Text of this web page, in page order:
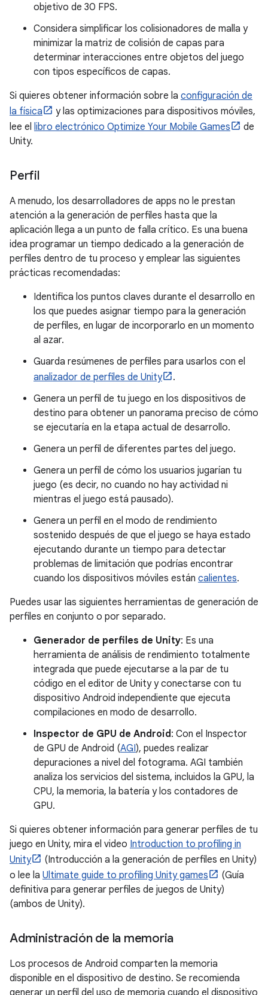
objetivo de 30 FPS.
Considera simplificar los colisionadores de malla y
minimizar la matriz de colisión de capas para
determinar interacciones entre objetos del juego
con tipos específicos de capas.
Si quieres obtener información sobre la configuración de
la física
y las optimizaciones para dispositivos móviles,
lee el libro electrónico Optimize Your Mobile Games
de
Unity.
Perfil
A menudo, los desarrolladores de apps no le prestan
atención a la generación de perfiles hasta que la
aplicación llega a un punto de falla crítico. Es una buena
idea programar un tiempo dedicado a la generación de
perfiles dentro de tu proceso y emplear las siguientes
prácticas recomendadas:
Identifica los puntos claves durante el desarrollo en
los que puedes asignar tiempo para la generación
de perfiles, en lugar de incorporarlo en un momento
al azar.
Guarda resúmenes de perfiles para usarlos con el
analizador de perfiles de Unity
.
Genera un perfil de tu juego en los dispositivos de
destino para obtener un panorama preciso de cómo
se ejecutaría en la etapa actual de desarrollo.
Genera un perfil de diferentes partes del juego.
Genera un perfil de cómo los usuarios jugarían tu
juego (es decir, no cuando no hay actividad ni
mientras el juego está pausado).
Genera un perfil en el modo de rendimiento
sostenido después de que el juego se haya estado
ejecutando durante un tiempo para detectar
problemas de limitación que podrías encontrar
cuando los dispositivos móviles están calientes.
Puedes usar las siguientes herramientas de generación de
perfiles en conjunto o por separado.
Generador de perfiles de Unity: Es una
herramienta de análisis de rendimiento totalmente
integrada que puede ejecutarse a la par de tu
código en el editor de Unity y conectarse con tu
dispositivo Android independiente que ejecuta
compilaciones en modo de desarrollo.
Inspector de GPU de Android : Con el Inspector
de GPU de Android (AGI), puedes realizar
depuraciones a nivel del fotograma. AGI también
analiza los servicios del sistema, incluidos la GPU, la
CPU, la memoria, la batería y los contadores de
GPU.
Si quieres obtener información para generar perfiles de tu
juego en Unity, mira el video Introduction to profiling in
Unity
(Introducción a la generación de perfiles en Unity)
o lee la Ultimate guide to profiling Unity games
(Guía
definitiva para generar perfiles de juegos de Unity)
(ambos de Unity).
Administración de la memoria
Los procesos de Android comparten la memoria
disponible en el dispositivo de destino. Se recomienda
generar un perfil del uso de memoria cuando el dispositivo